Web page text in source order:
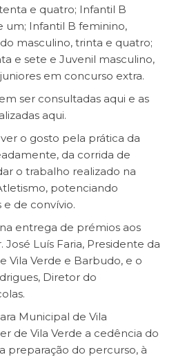
e quatro; Infantil B
um; Infantil B feminino,
masculino, trinta e quatro;
e sete e Juvenil masculino,
em concurso extra.
ser consultadas aqui e as
aqui.
o gosto pela prática da
da corrida de
o trabalho realizado na
potenciando
de convívio.
entrega de prémios aos
José Luís Faria, Presidente da
Vila Verde e Barbudo, e o
Diretor do
Municipal de Vila
de Vila Verde a cedência do
preparação do percurso, à